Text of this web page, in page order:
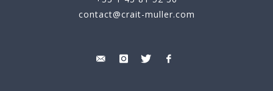
contact@crait-muller.com